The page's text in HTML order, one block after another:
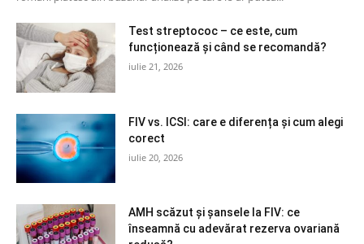
Test streptococ – ce este, cum
funcționează și când se recomandă?
iulie 21, 2026
FIV vs. ICSI: care e diferența și cum alegi
corect
iulie 20, 2026
AMH scăzut și șansele la FIV: ce
înseamnă cu adevărat rezerva ovariană